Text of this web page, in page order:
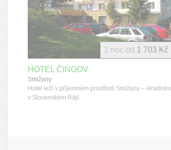
HOTEL ČINGOV
Smižany
Hotel leží v příjemném prostředí Smížany – Hradisko
v Slovenském Ráji.
1 noc od 1 703 Kč